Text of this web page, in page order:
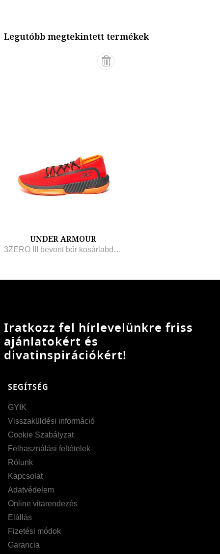
Legutóbb megtekintett termékek
UNDER ARMOUR
3ZERO III bevont bőr kosárlabdacipő perforált hatással
Iratkozz fel hírlevelünkre friss
ajánlatokért és
divatinspirációkért!
SEGÍTSÉG
GYIK
Visszaküldési információ
Cookie Szabályzat
Felhasználási feltételek
Rólunk
Kapcsolat
Adatvédelem
Online vitarendezés
Elállás
Fizetési módok
Garancia